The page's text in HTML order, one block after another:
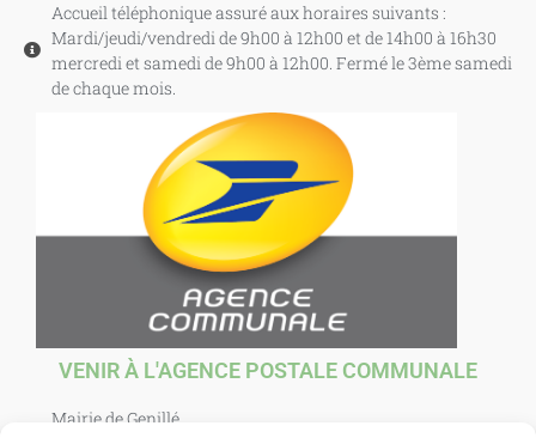
Accueil téléphonique assuré aux horaires suivants :
Mardi/jeudi/vendredi de 9h00 à 12h00 et de 14h00 à 16h30
mercredi et samedi de 9h00 à 12h00. Fermé le 3ème samedi
de chaque mois.
VENIR À L'AGENCE POSTALE COMMUNALE
Mairie de Genillé